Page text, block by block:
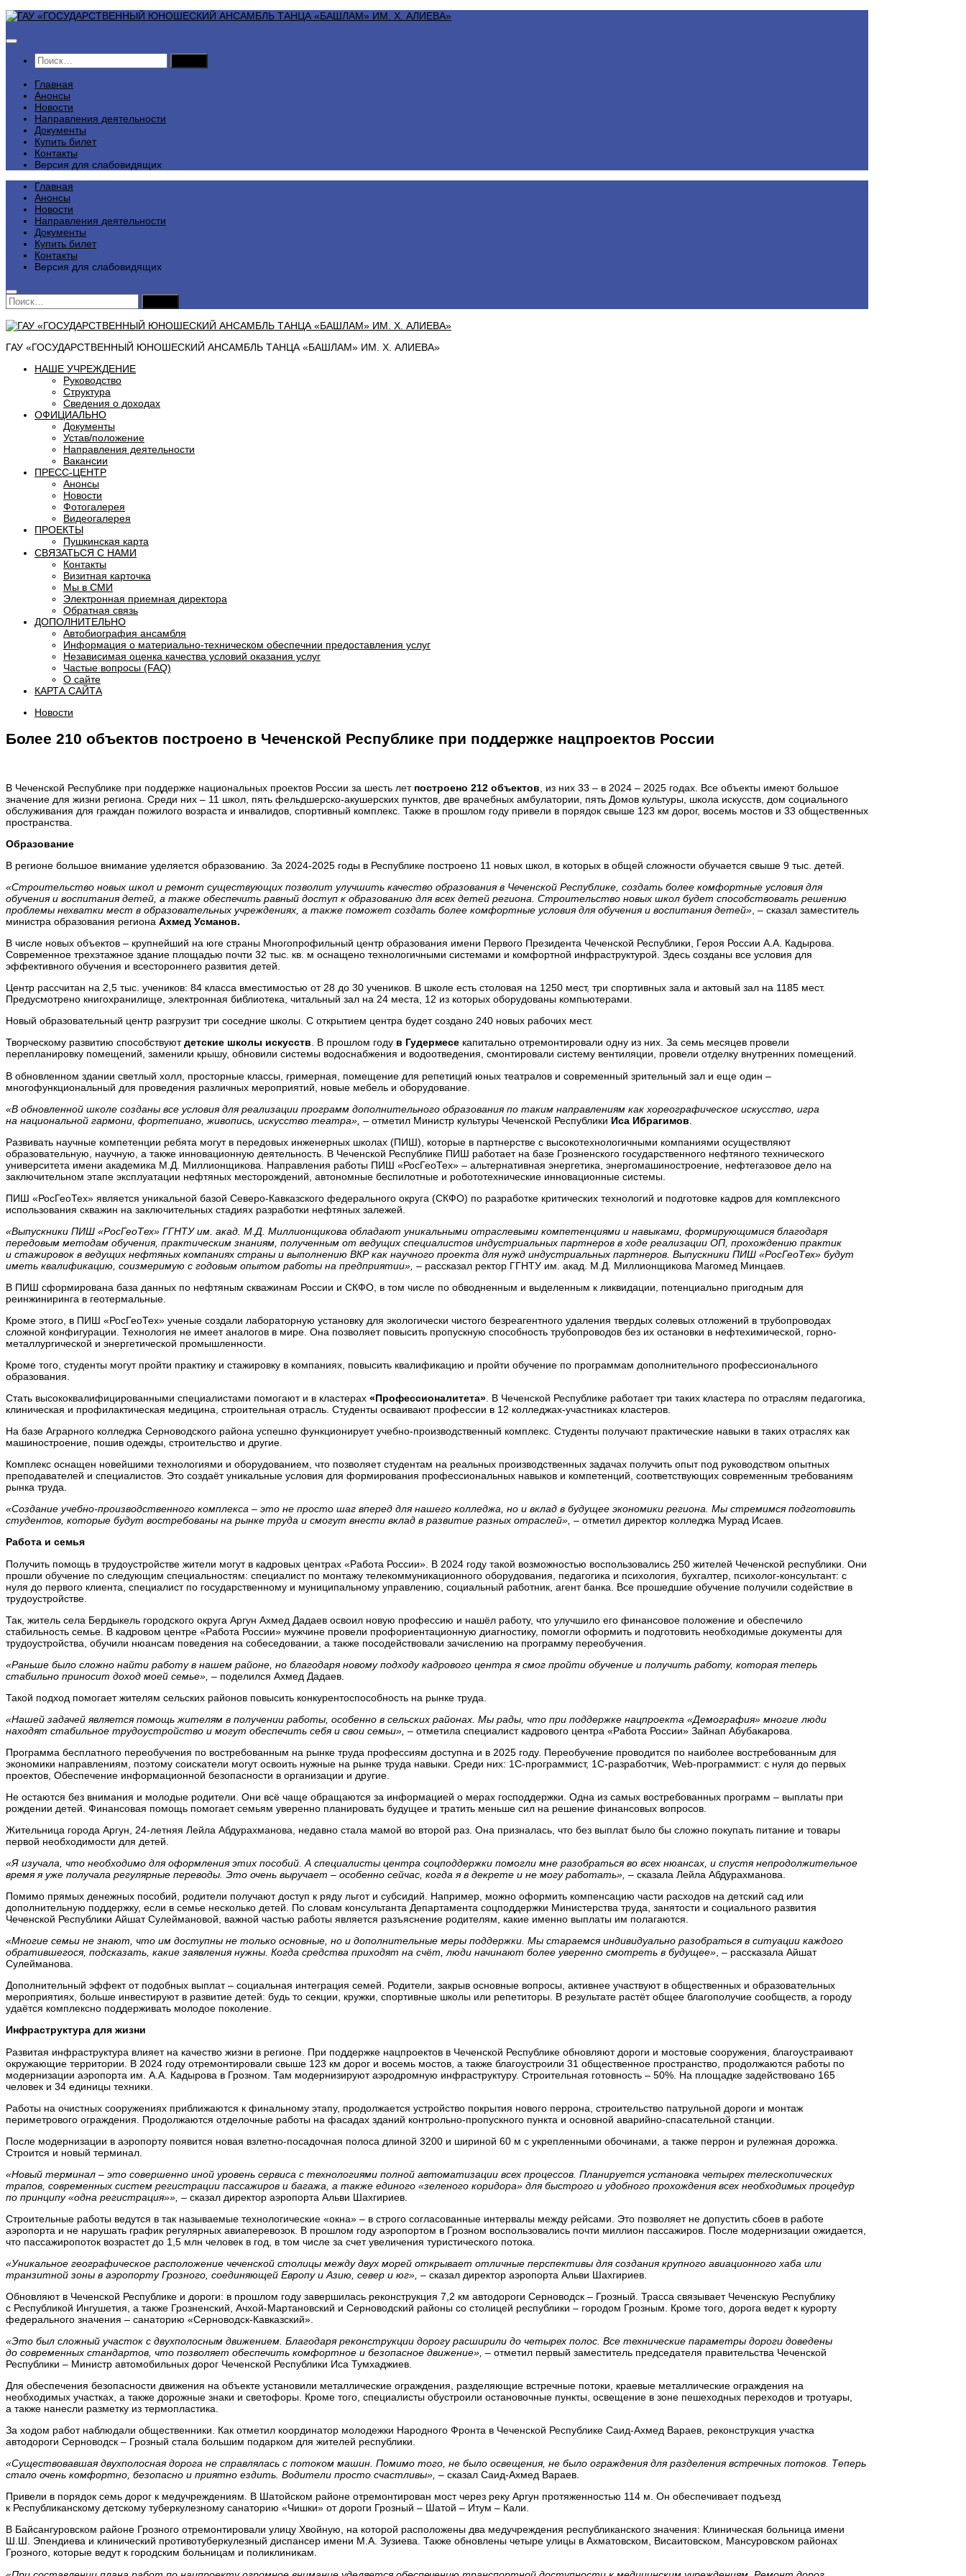
Перейти
содержимому
Найти:
Главная
Анонсы
Новости
Направления деятельности
Документы
Купить билет
Контакты
Версия для слабовидящих
Главная
Анонсы
Новости
Направления деятельности
Документы
Купить билет
Контакты
Версия для слабовидящих
Найти:
ГАУ «ГОСУДАРСТВЕННЫЙ ЮНОШЕСКИЙ АНСАМБЛЬ ТАНЦА «БАШЛАМ» ИМ. Х. АЛИЕВА»
НАШЕ УЧРЕЖДЕНИЕ
Руководство
Структура
Сведения о доходах
ОФИЦИАЛЬНО
Документы
Устав/положение
Направления деятельности
Вакансии
ПРЕСС-ЦЕНТР
Анонсы
Новости
Фотогалерея
Видеогалерея
ПРОЕКТЫ
Пушкинская карта
СВЯЗАТЬСЯ С НАМИ
Контакты
Визитная карточка
Мы в СМИ
Электронная приемная директора
Обратная связь
ДОПОЛНИТЕЛЬНО
Автобиография ансамбля
Информация о материально-техническом обеспечнии предоставления услуг
Независимая оценка качества условий оказания услуг
Частые вопросы (FAQ)
О сайте
КАРТА САЙТА
Новости
Более 210 объектов построено в Чеченской Республике при поддержке нацпроектов России
В Чеченской Республике при поддержке национальных проектов России за шесть лет построено 212 объектов , из них 33 – в 2024 – 2025 годах. Все объекты имеют большое
значение для жизни региона. Среди них – 11 школ, пять фельдшерско-акушерских пунктов, две врачебных амбулатории, пять Домов культуры, школа искусств, дом социального
обслуживания для граждан пожилого возраста и инвалидов, спортивный комплекс. Также в прошлом году привели в порядок свыше 123 км дорог, восемь мостов и 33 общественных
пространства.
Образование
В регионе большое внимание уделяется образованию. За 2024-2025 годы в Республике построено 11 новых школ, в которых в общей сложности обучается свыше 9 тыс. детей.
«Строительство новых школ и ремонт существующих позволит улучшить качество образования в Чеченской Республике, создать более комфортные условия для
обучения и воспитания детей, а также обеспечить равный доступ к образованию для всех детей региона. Строительство новых школ будет способствовать решению
проблемы нехватки мест в образовательных учреждениях, а также поможет создать более комфортные условия для обучения и воспитания детей» , – сказал заместитель
министра образования региона Ахмед Усманов.
В числе новых объектов – крупнейший на юге страны Многопрофильный центр образования имени Первого Президента Чеченской Республики, Героя России А.А. Кадырова.
Современное трехэтажное здание площадью почти 32 тыс. кв. м оснащено технологичными системами и комфортной инфраструктурой. Здесь созданы все условия для
эффективного обучения и всестороннего развития детей.
Центр рассчитан на 2,5 тыс. учеников: 84 класса вместимостью от 28 до 30 учеников. В школе есть столовая на 1250 мест, три спортивных зала и актовый зал на 1185 мест.
Предусмотрено книгохранилище, электронная библиотека, читальный зал на 24 места, 12 из которых оборудованы компьютерами.
Новый образовательный центр разгрузит три соседние школы. С открытием центра будет создано 240 новых рабочих мест.
Творческому развитию способствуютдетские школы искусств. В прошлом году в Гудермесе капитально отремонтировали одну из них. За семь месяцев провели
перепланировку помещений, заменили крышу, обновили системы водоснабжения и водоотведения, смонтировали систему вентиляции, провели отделку внутренних помещений.
В обновленном здании светлый холл, просторные классы, гримерная, помещение для репетиций юных театралов и современный зрительный зал и еще один –
многофункциональный для проведения различных мероприятий, новые мебель и оборудование.
«В обновленной школе созданы все условия для реализации программ дополнительного образования по таким направлениям как хореографическое искусство, игра
на национальной гармони, фортепиано, живопись, искусство театра», – отметил Министр культуры Чеченской Республики Иса Ибрагимов
Развивать научные компетенции ребята могут в передовых инженерных школах (ПИШ), которые в партнерстве с высокотехнологичными компаниями осуществляют
образовательную, научную, а также инновационную деятельность. В Чеченской Республике ПИШ работает на базе Грозненского государственного нефтяного технического
университета имени академика М.Д. Миллионщикова. Направления работы ПИШ «РосГеоТех» – альтернативная энергетика, энергомашиностроение, нефтегазовое дело на
заключительном этапе эксплуатации нефтяных месторождений, автономные беспилотные и робототехнические инновационные системы.
ПИШ «РосГеоТех» является уникальной базой Северо-Кавказского федерального округа (СКФО) по разработке критических технологий и подготовке кадров для комплексного
использования скважин на заключительных стадиях разработки нефтяных залежей.
«Выпускники ПИШ «РосГеоТех» ГГНТУ им. акад. М.Д. Миллионщикова обладают уникальными отраслевыми компетенциями и навыками, формирующимися благодаря
передовым методам обучения, практическим знаниям, полученным от ведущих специалистов индустриальных партнеров в ходе реализации ОП, прохождению практик
и стажировок в ведущих нефтяных компаниях страны и выполнению ВКР как научного проекта для нужд индустриальных партнеров. Выпускники ПИШ «РосГеоТех» будут
иметь квалификацию, соизмеримую с годовым опытом работы на предприятии», – рассказал ректор ГГНТУ им. акад. М.Д. Миллионщикова Магомед Минцаев.
В ПИШ сформирована база данных по нефтяным скважинам России и СКФО, в том числе по обводненным и выделенным к ликвидации, потенциально пригодным для
реинжиниринга в геотермальные.
Кроме этого, в ПИШ «РосГеоТех» ученые создали лабораторную установку для экологически чистого безреагентного удаления твердых солевых отложений в трубопроводах
сложной конфигурации. Технология не имеет аналогов в мире. Она позволяет повысить пропускную способность трубопроводов без их остановки в нефтехимической, горно-
металлургической и энергетической промышленности.
Кроме того, студенты могут пройти практику и стажировку в компаниях, повысить квалификацию и пройти обучение по программам дополнительного профессионального
образования.
Стать высококвалифицированными специалистами помогают и в кластерах «Профессионалитета» . В Чеченской Республике работает три таких кластера по отраслям педагогика,
клиническая и профилактическая медицина, строительная отрасль. Студенты осваивают профессии в 12 колледжах-участниках кластеров.
На базе Аграрного колледжа Серноводского района успешно функционирует учебно-производственный комплекс. Студенты получают практические навыки в таких отраслях как
машиностроение, пошив одежды, строительство и другие.
Комплекс оснащен новейшими технологиями и оборудованием, что позволяет студентам на реальных производственных задачах получить опыт под руководством опытных
преподавателей и специалистов. Это создаёт уникальные условия для формирования профессиональных навыков и компетенций, соответствующих современным требованиям
рынка труда.
«Создание учебно-производственного комплекса – это не просто шаг вперед для нашего колледжа, но и вклад в будущее экономики региона. Мы стремимся подготовить
студентов, которые будут востребованы на рынке труда и смогут внести вклад в развитие разных отраслей», – отметил директор колледжа Мурад Исаев.
Работа и семья
Получить помощь в трудоустройстве жители могут в кадровых центрах «Работа России». В 2024 году такой возможностью воспользовались 250 жителей Чеченской республики. Они
прошли обучение по следующим специальностям: специалист по монтажу телекоммуникационного оборудования, педагогика и психология, бухгалтер, психолог-консультант: с
нуля до первого клиента, специалист по государственному и муниципальному управлению, социальный работник, агент банка. Все прошедшие обучение получили содействие в
трудоустройстве.
Так, житель села Бердыкель городского округа Аргун Ахмед Дадаев освоил новую профессию и нашёл работу, что улучшило его финансовое положение и обеспечило
стабильность семье. В кадровом центре «Работа России» мужчине провели профориентационную диагностику, помогли оформить и подготовить необходимые документы для
трудоустройства, обучили нюансам поведения на собеседовании, а также посодействовали зачислению на программу переобучения.
«Раньше было сложно найти работу в нашем районе, но благодаря новому подходу кадрового центра я смог пройти обучение и получить работу, которая теперь
стабильно приносит доход моей семье», – поделился Ахмед Дадаев.
Такой подход помогает жителям сельских районов повысить конкурентоспособность на рынке труда.
«Нашей задачей является помощь жителям в получении работы, особенно в сельских районах. Мы рады, что при поддержке нацпроекта «Демография» многие люди
находят стабильное трудоустройство и могут обеспечить себя и свои семьи», – отметила специалист кадрового центра «Работа России» Зайнап Абубакарова.
Программа бесплатного переобучения по востребованным на рынке труда профессиям доступна и в 2025 году. Переобучение проводится по наиболее востребованным для
экономики направлениям, поэтому соискатели могут освоить нужные на рынке труда навыки. Среди них: 1С-программист, 1С-разработчик, Web-программист: с нуля до первых
проектов, Обеспечение информационной безопасности в организации и другие.
Не остаются без внимания и молодые родители. Они всё чаще обращаются за информацией о мерах господдержки. Одна из самых востребованных программ – выплаты при
рождении детей. Финансовая помощь помогает семьям уверенно планировать будущее и тратить меньше сил на решение финансовых вопросов.
Жительница города Аргун, 24-летняя Лейла Абдурахманова, недавно стала мамой во второй раз. Она призналась, что без выплат было бы сложно покупать питание и товары
первой необходимости для детей.
«Я изучала, что необходимо для оформления этих пособий. А специалисты центра соцподдержки помогли мне разобраться во всех нюансах, и спустя непродолжительное
время я уже получала регулярные переводы. Это очень выручает – особенно сейчас, когда я в декрете и не могу работать», – сказала Лейла Абдурахманова.
Помимо прямых денежных пособий, родители получают доступ к ряду льгот и субсидий. Например, можно оформить компенсацию части расходов на детский сад или
дополнительную поддержку, если в семье несколько детей. По словам консультанта Департамента соцподдержки Министерства труда, занятости и социального развития
Чеченской Республики Айшат Сулеймановой, важной частью работы является разъяснение родителям, какие именно выплаты им полагаются.
«Многие семьи не знают, что им доступны не только основные, но и дополнительные меры поддержки. Мы стараемся индивидуально разобраться в ситуации каждого
обратившегося, подсказать, какие заявления нужны. Когда средства приходят на счёт, люди начинают более уверенно смотреть в будущее», – рассказала Айшат
Сулейманова.
Дополнительный эффект от подобных выплат – социальная интеграция семей. Родители, закрыв основные вопросы, активнее участвуют в общественных и образовательных
мероприятиях, больше инвестируют в развитие детей: будь то секции, кружки, спортивные школы или репетиторы. В результате растёт общее благополучие сообществ, а городу
удаётся комплексно поддерживать молодое поколение.
Инфраструктура для жизни
Развитая инфраструктура влияет на качество жизни в регионе. При поддержке нацпроектов в Чеченской Республике обновляют дороги и мостовые сооружения, благоустраивают
окружающие территории. В 2024 году отремонтировали свыше 123 км дорог и восемь мостов, а также благоустроили 31 общественное пространство, продолжаются работы по
модернизации аэропорта им. А.А. Кадырова в Грозном. Там модернизируют аэродромную инфраструктуру. Строительная готовность – 50%. На площадке задействовано 165
человек и 34 единицы техники.
Работы на очистных сооружениях приближаются к финальному этапу, продолжается устройство покрытия нового перрона, строительство патрульной дороги и монтаж
периметрового ограждения. Продолжаются отделочные работы на фасадах зданий контрольно-пропускного пункта и основной аварийно-спасательной станции.
После модернизации в аэропорту появится новая взлетно-посадочная полоса длиной 3200 и шириной 60 м с укрепленными обочинами, а также перрон и рулежная дорожка.
Строится и новый терминал.
«Новый терминал – это совершенно иной уровень сервиса с технологиями полной автоматизации всех процессов. Планируется установка четырех телескопических
трапов, современных систем регистрации пассажиров и багажа, а также единого «зеленого коридора» для быстрого и удобного прохождения всех необходимых процедур
по принципу «одна регистрация»», – сказал директор аэропорта Альви Шахгириев.
Строительные работы ведутся в так называемые технологические «окна» – в строго согласованные интервалы между рейсами. Это позволяет не допустить сбоев в работе
аэропорта и не нарушать график регулярных авиаперевозок. В прошлом году аэропортом в Грозном воспользовались почти миллион пассажиров. После модернизации ожидается,
что пассажиропоток возрастет до 1,5 млн человек в год, в том числе за счет увеличения туристического потока.
«Уникальное географическое расположение чеченской столицы между двух морей открывает отличные перспективы для создания крупного авиационного хаба или
транзитной зоны в аэропорту Грозного, соединяющей Европу и Азию, север и юг», – сказал директор аэропорта Альви Шахгириев.
Обновляют в Чеченской Республике и дороги: в прошлом году завершилась реконструкция 7,2 км автодороги Серноводск – Грозный. Трасса связывает Чеченскую Республику
с Республикой Ингушетия, а также Грозненский, Ачхой-Мартановский и Серноводский районы со столицей республики – городом Грозным. Кроме того, дорога ведет к курорту
федерального значения – санаторию «Серноводск-Кавказский».
«Это был сложный участок с двухполосным движением. Благодаря реконструкции дорогу расширили до четырех полос. Все технические параметры дороги доведены
до современных стандартов, что позволяет обеспечить комфортное и безопасное движение», – отметил первый заместитель председателя правительства Чеченской
Республики – Министр автомобильных дорог Чеченской Республики Иса Тумхаджиев.
Для обеспечения безопасности движения на объекте установили металлические ограждения, разделяющие встречные потоки, краевые металлические ограждения на
необходимых участках, а также дорожные знаки и светофоры. Кроме того, специалисты обустроили остановочные пункты, освещение в зоне пешеходных переходов и тротуары,
а также нанесли разметку из термопластика.
За ходом работ наблюдали общественники. Как отметил координатор молодежки Народного Фронта в Чеченской Республике Саид-Ахмед Вараев, реконструкция участка
автодороги Серноводск – Грозный стала большим подарком для жителей республики.
«Существовавшая двухполосная дорога не справлялась с потоком машин. Помимо того, не было освещения, не было ограждения для разделения встречных потоков. Теперь
стало очень комфортно, безопасно и приятно ездить. Водители просто счастливы», – сказал Саид-Ахмед Вараев.
Привели в порядок семь дорог к медучреждениям. В Шатойском районе отремонтирован мост через реку Аргун протяженностью 114 м. Он обеспечивает подъезд
к Республиканскому детскому туберкулезному санаторию «Чишки» от дороги Грозный – Шатой – Итум – Кали.
В Байсангуровском районе Грозного отремонтировали улицу Хвойную, на которой расположены два медучреждения республиканского значения: Клиническая больница имени
Ш.Ш. Эпендиева и клинический противотуберкулезный диспансер имени М.А. Зузиева. Также обновлены четыре улицы в Ахматовском, Висаитовском, Мансуровском районах
Грозного, которые ведут к городским больницам и поликлиникам.